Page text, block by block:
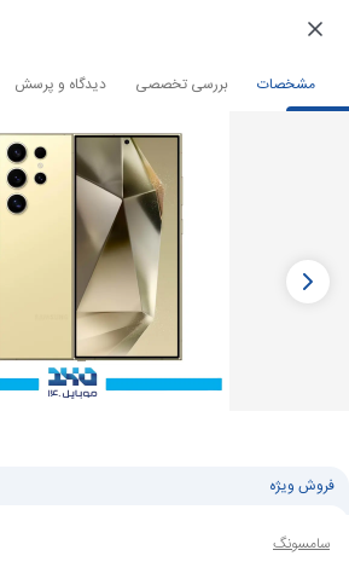
مشخصات بررسی تخصصی دیدگاه و پرسش فروشگاه اینترنتی گوشی موبایل گوشی سامسونگ
فروش ویژه
سامسونگ